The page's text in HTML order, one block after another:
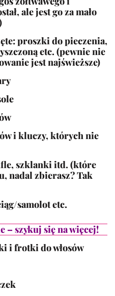
ale jest go za mało
proszki do pieczenia,
etc. (pewnie nie
jest najświeższe)
i kluczy, których nie
szklanki itd. (które
nadal zbierasz? Tak
samolot etc.
– szykuj się na więcej!
i frotki do włosów